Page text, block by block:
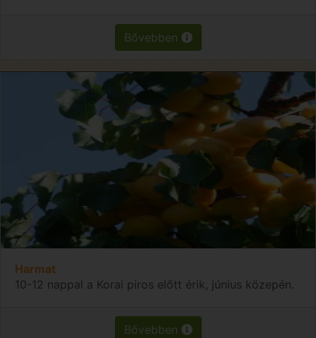
Bővebben
Harmat
10-12 nappal a Korai piros előtt érik, június közepén.
Bővebben